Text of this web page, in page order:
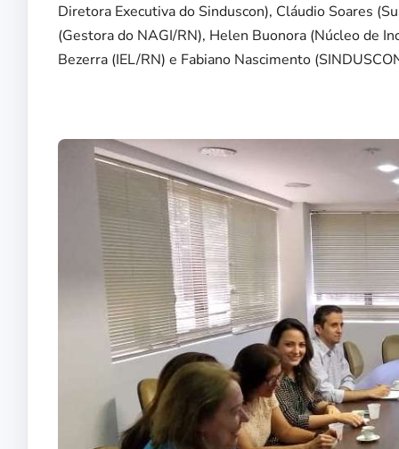
Diretora Executiva do Sinduscon), Cláudio Soares
(Gestora do NAGI/RN), Helen Buonora (Núcleo de
Bezerra (IEL/RN) e Fabiano Nascimento